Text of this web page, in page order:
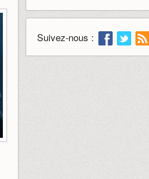
Suivez-nous :